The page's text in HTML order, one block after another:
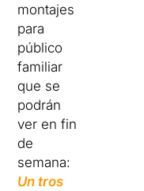
montajes
para
público
familiar
que se
podrán
ver en fin
de
semana:
Un tros